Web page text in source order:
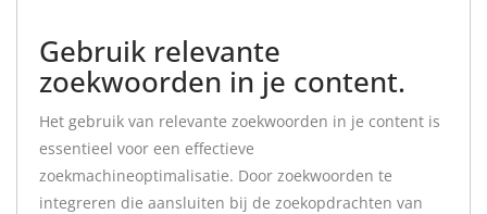
Gebruik relevante
zoekwoorden in je content.
Het gebruik van relevante zoekwoorden in je content is
essentieel voor een effectieve
zoekmachineoptimalisatie. Door zoekwoorden te
integreren die aansluiten bij de zoekopdrachten van